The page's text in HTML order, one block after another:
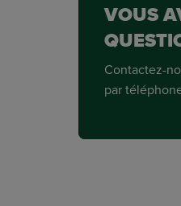
VOUS
Contactez-
par